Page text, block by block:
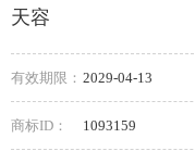
天容
有效期限： 2029-04-13
商标ID： 1093159